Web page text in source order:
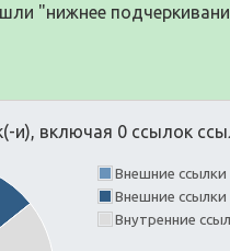
"нижнее
и), включая 0 ссылок
Внешние ссылки
Внешние ссылки
Внутренние